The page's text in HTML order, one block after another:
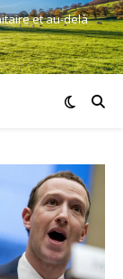
et au-delà